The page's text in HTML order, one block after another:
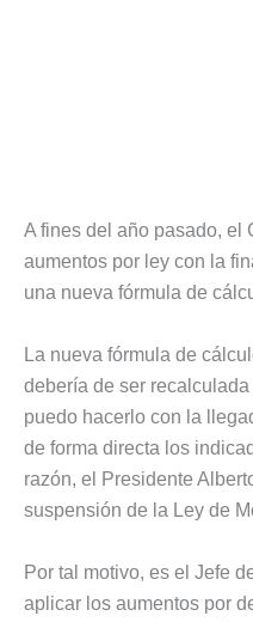
A fines del año pasado, el
aumentos por ley con la
una nueva fórmula de
La nueva fórmula de
debería de ser
puedo hacerlo con la
de forma directa los
razón, el Presidente
suspensión de la Ley de
Por tal motivo, es el Jefe
aplicar los aumentos por